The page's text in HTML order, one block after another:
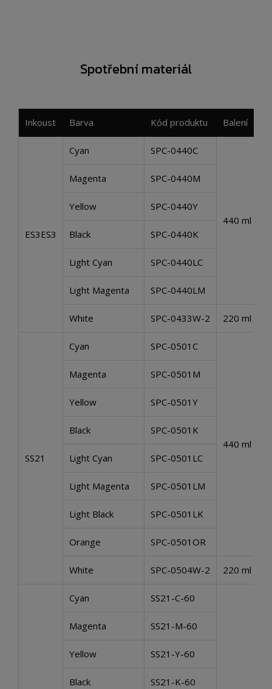
Spotřební materiál
Inkoust Barva Kód produktu Balení
ES3ES3
Cyan SPC-0440C
440 ml
Magenta SPC-0440M
Yellow SPC-0440Y
Black SPC-0440K
Light Cyan SPC-0440LC
Light Magenta SPC-0440LM
White SPC-0433W-2 220 ml
SS21
Cyan SPC-0501C
440 ml
Magenta SPC-0501M
Yellow SPC-0501Y
Black SPC-0501K
Light Cyan SPC-0501LC
Light Magenta SPC-0501LM
Light Black SPC-0501LK
Orange SPC-0501OR
White SPC-0504W-2 220 ml
Cyan SS21-C-60
Magenta SS21-M-60
Yellow SS21-Y-60
Black SS21-K-60